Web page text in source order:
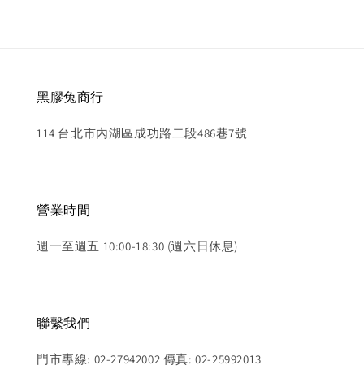
黑膠兔商行
114 台北市內湖區成功路二段486巷7號
營業時間
週一至週五 10:00-18:30 (週六日休息)
聯繫我們
門市專線: 02-27942002 傳真: 02-25992013